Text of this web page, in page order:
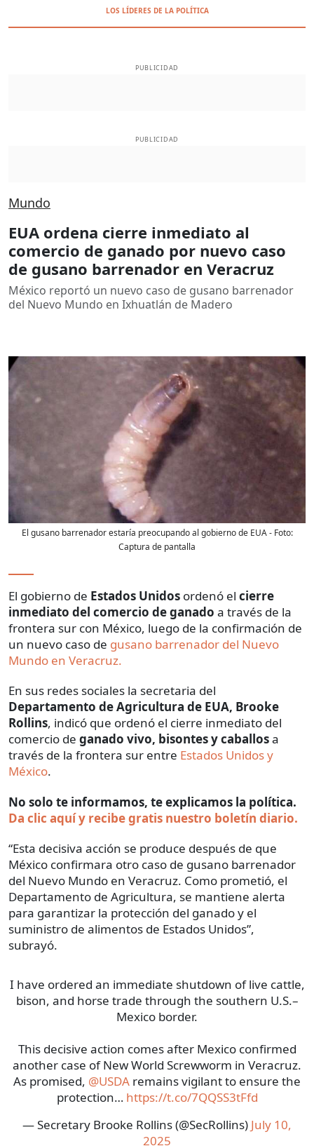
LOS LÍDERES DE LA POLÍTICA
PUBLICIDAD
PUBLICIDAD
Mundo
EUA ordena cierre inmediato al
comercio de ganado por nuevo caso
de gusano barrenador en Veracruz
México reportó un nuevo caso de gusano barrenador
del Nuevo Mundo en Ixhuatlán de Madero
El gusano barrenador estaría preocupando al gobierno de EUA- Foto:
Captura de pantalla
El gobierno de Estados Unidos ordenó el cierre
inmediato del comercio de ganado a través de la
frontera sur con México, luego de la confirmación de
un nuevo caso de gusano barrenador del Nuevo
Mundo en Veracruz.
En sus redes sociales la secretaria del
Departamento de Agricultura de EUA, Brooke
Rollins, indicó que ordenó el cierre inmediato del
comercio de ganado vivo, bisontes y caballosa
través de la frontera sur entre Estados Unidos y
México.
No solo te informamos, te explicamos la política.
Da clic aquí y recibe gratis nuestro boletín diario.
“Esta decisiva acción se produce después de que
México confirmara otro caso de gusano barrenador
del Nuevo Mundo en Veracruz. Como prometió, el
Departamento de Agricultura, se mantiene alerta
para garantizar la protección del ganado y el
suministro de alimentos de Estados Unidos”,
subrayó.
I have ordered an immediate shutdown of live cattle,
bison, and horse trade through the southern U.S.–
Mexico border.
This decisive action comes after Mexico confirmed
another case of New World Screwworm in Veracruz.
As promised, @USDA remains vigilant to ensure the
protection… https://t.co/7QQSS3tFfd
— Secretary Brooke Rollins (@SecRollins) July 10,
2025